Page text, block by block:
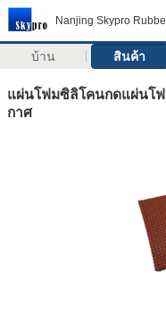
Nanjing Skypro
บ้าน สินค้า
แผ่นโฟมซิลิโคนกดแผ่นโ
กาศ